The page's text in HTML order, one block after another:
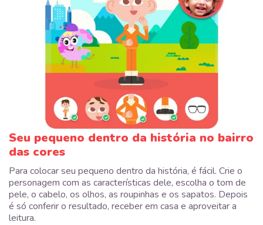
Seu pequeno dentro da história no bairro
das cores
Para colocar seu pequeno dentro da história, é fácil. Crie o
personagem com as características dele, escolha o tom de
pele, o cabelo, os olhos, as roupinhas e os sapatos. Depois
é só conferir o resultado, receber em casa e aproveitar a
leitura.